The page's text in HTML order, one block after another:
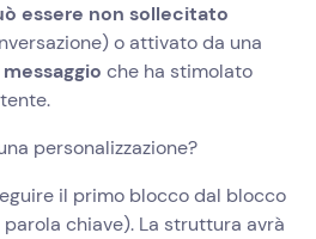
essere non sollecitato
o attivato da una
che ha stimolato
personalizzazione?
il primo blocco dal blocco
chiave). La struttura avrà